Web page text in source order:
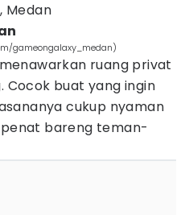
Medan
gameongalaxy_medan)
ruang privat
Cocok buat yang ingin
cukup nyaman
bareng teman-